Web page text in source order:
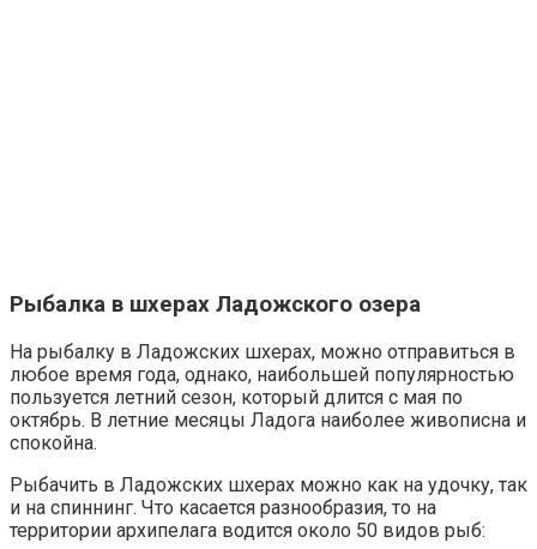
Рыбалка в шхерах Ладожского озера
На рыбалку в Ладожских шхерах, можно отправиться в
любое время года, однако, наибольшей популярностью
пользуется летний сезон, который длится с мая по
октябрь. В летние месяцы Ладога наиболее живописна и
спокойна.
Рыбачить в Ладожских шхерах можно как на удочку, так
и на спиннинг. Что касается разнообразия, то на
территории архипелага водится около 50 видов рыб: